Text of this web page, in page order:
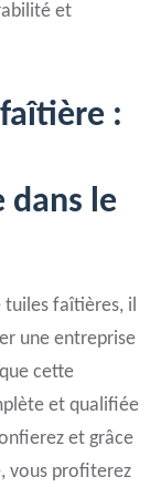
et
:
dans le
tuiles faîtières, il
une entreprise
cette
et qualifiée
et grâce
vous profiterez